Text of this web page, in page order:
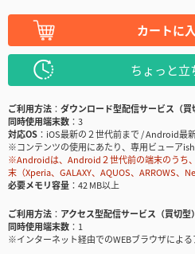
カートに
ちょっと立
ご利用方法
ダウンロード型配信サービス（買
同時使用端末数
3
対応OS
iOS最新の２世代前まで / Android最
※コンテンツの使用にあたり、専用ビューア
※Androidは、Android２世代前の端末のうち
末（Xperia、GALAXY、AQUOS、ARROWS、
必要メモリ容量
42 MB以上
ご利用方法
アクセス型配信サービス（買切型）
同時使用端末数
1
※インターネット経由でのWEBブラウザによる